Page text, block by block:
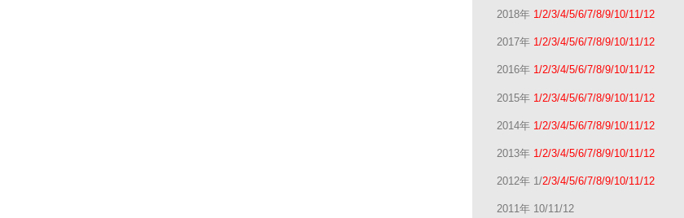
2018年 1/2/3/4/5/6/7/8/9/10/11/12
2017年 1/2/3/4/5/6/7/8/9/10/11/12
2016年 1/2/3/4/5/6/7/8/9/10/11/12
2015年 1/2/3/4/5/6/7/8/9/10/11/12
2014年 1/2/3/4/5/6/7/8/9/10/11/12
2013年 1/2/3/4/5/6/7/8/9/10/11/12
2012年 1/2/3/4/5/6/7/8/9/10/11/12
2011年 10/11/12